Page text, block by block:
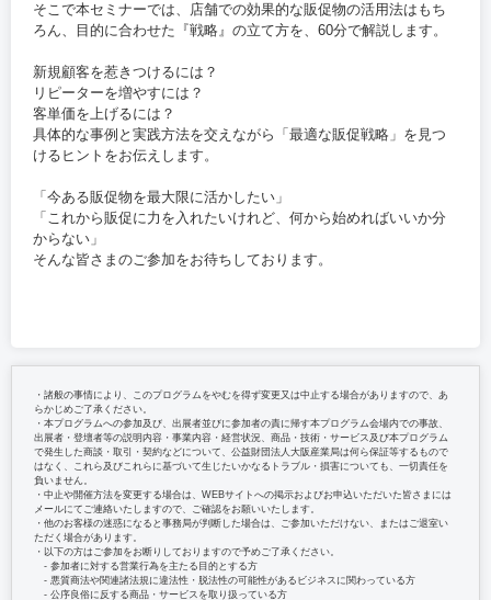
そこで本セミナーでは、店舗での効果的な販促物の活用法はもち
ろん、目的に合わせた『戦略』の立て方を、60分で解説します。
新規顧客を惹きつけるには？
リピーターを増やすには？
客単価を上げるには？
具体的な事例と実践方法を交えながら「最適な販促戦略」を見つ
けるヒントをお伝えします。
「今ある販促物を最大限に活かしたい」
「これから販促に力を入れたいけれど、何から始めればいいか分
からない」
そんな皆さまのご参加をお待ちしております。
・諸般の事情により、このプログラムをやむを得ず変更又は中止する場合がありますので、あ
らかじめご了承ください。
・本プログラムへの参加及び、出展者並びに参加者の責に帰す本プログラム会場内での事故、
出展者・登壇者等の説明内容・事業内容・経営状況、商品・技術・サービス及び本プログラム
で発生した商談・取引・契約などについて、公益財団法人大阪産業局は何ら保証等するもので
はなく、これら及びこれらに基づいて生じたいかなるトラブル・損害についても、一切責任を
負いません。
・中止や開催方法を変更する場合は、WEBサイトへの掲示およびお申込いただいた皆さまには
メールにてご連絡いたしますので、ご確認をお願いいたします。
・他のお客様の迷惑になると事務局が判断した場合は、ご参加いただけない、またはご退室い
ただく場合があります。
・以下の方はご参加をお断りしておりますので予めご了承ください。
‐ 参加者に対する営業行為を主たる目的とする方
‐ 悪質商法や関連諸法規に違法性・脱法性の可能性があるビジネスに関わっている方
‐ 公序良俗に反する商品・サービスを取り扱っている方